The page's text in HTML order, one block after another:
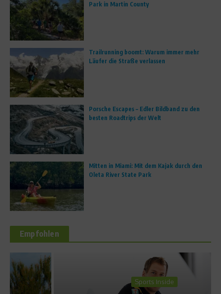
Park in Martin County
Trailrunning boomt: Warum immer mehr
Läufer die Straße verlassen
Porsche Escapes – Edler Bildband zu den
besten Roadtrips der Welt
Mitten in Miami: Mit dem Kajak durch den
Oleta River State Park
Empfohlen
Sports Inside